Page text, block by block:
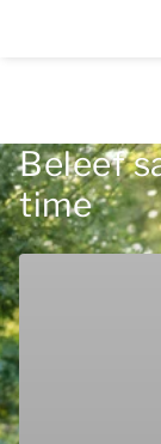
Beleef
time